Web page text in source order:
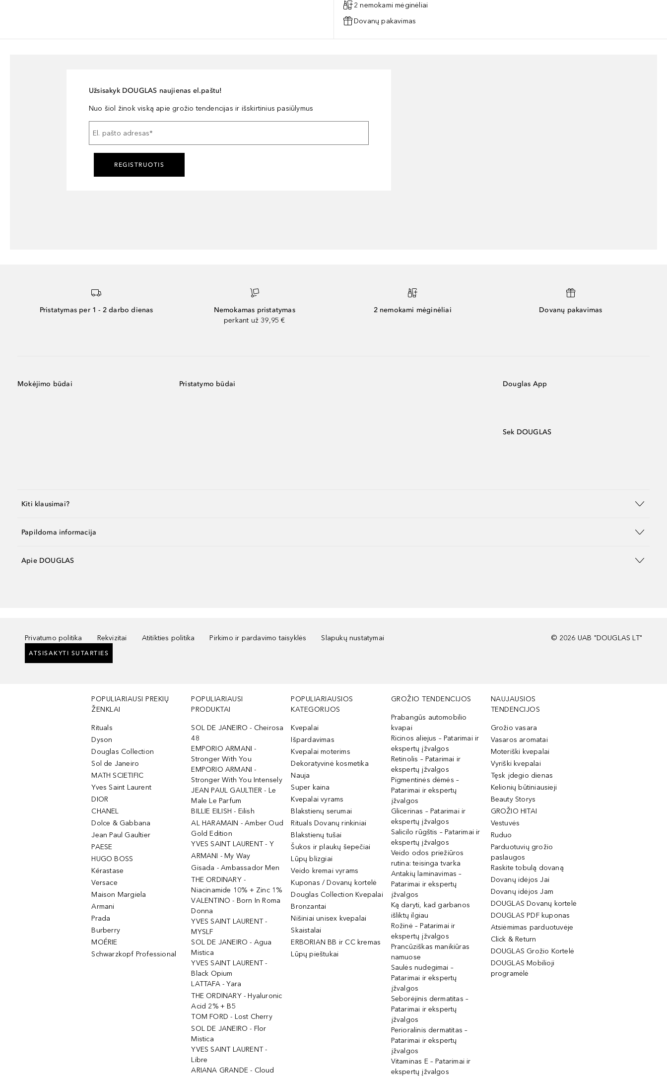
2 nemokami mėginėliai
Dovanų pakavimas
Užsisakyk DOUGLAS naujienas el.paštu!
Nuo šiol žinok viską apie grožio tendencijas ir išskirtinius pasiūlymus
El. pašto adresas*
REGISTRUOTIS
Pristatymas per 1 - 2 darbo dienas
Nemokamas pristatymas
perkant už 39,95 €
2 nemokami mėginėliai Dovanų pakavimas
Mokėjimo būdai Pristatymo būdai Douglas App
Sek DOUGLAS
Kiti klausimai?
Papildoma informacija
Apie DOUGLAS
Privatumo politika Rekvizitai Atitikties politika Pirkimo ir pardavimo taisyklės Slapukų nustatymai
ATSISAKYTI SUTARTIES
© 2026 UAB "DOUGLAS LT"
POPULIARIAUSI PREKIŲ
ŽENKLAI
Rituals
Dyson
Douglas Collection
Sol de Janeiro
MATH SCIETIFIC
Yves Saint Laurent
DIOR
CHANEL
Dolce & Gabbana
Jean Paul Gaultier
PAESE
HUGO BOSS
Kérastase
Versace
Maison Margiela
Armani
Prada
Burberry
MOÉRIE
Schwarzkopf Professional
POPULIARIAUSI
PRODUKTAI
SOL DE JANEIRO - Cheirosa
48
EMPORIO ARMANI -
Stronger With You
EMPORIO ARMANI -
Stronger With You Intensely
JEAN PAUL GAULTIER - Le
Male Le Parfum
BILLIE EILISH - Eilish
AL HARAMAIN - Amber Oud
Gold Edition
YVES SAINT LAURENT - Y
ARMANI - My Way
Gisada - Ambassador Men
THE ORDINARY -
Niacinamide 10% + Zinc 1%
VALENTINO - Born In Roma
Donna
YVES SAINT LAURENT -
MYSLF
SOL DE JANEIRO - Agua
Mistica
YVES SAINT LAURENT -
Black Opium
LATTAFA - Yara
THE ORDINARY - Hyaluronic
Acid 2% + B5
TOM FORD - Lost Cherry
SOL DE JANEIRO - Flor
Mistica
YVES SAINT LAURENT -
Libre
ARIANA GRANDE - Cloud
POPULIARIAUSIOS
KATEGORIJOS
Kvepalai
Išpardavimas
Kvepalai moterims
Dekoratyvinė kosmetika
Nauja
Super kaina
Kvepalai vyrams
Blakstienų serumai
Rituals Dovanų rinkiniai
Blakstienų tušai
Šukos ir plaukų šepečiai
Lūpų blizgiai
Veido kremai vyrams
Kuponas / Dovanų kortelė
Douglas Collection Kvepalai
Bronzantai
Nišiniai unisex kvepalai
Skaistalai
ERBORIAN BB ir CC kremas
Lūpų pieštukai
GROŽIO TENDENCIJOS
Prabangūs automobilio
kvapai
Ricinos aliejus – Patarimai ir
ekspertų įžvalgos
Retinolis – Patarimai ir
ekspertų įžvalgos
Pigmentinės dėmės –
Patarimai ir ekspertų
įžvalgos
Glicerinas – Patarimai ir
ekspertų įžvalgos
Salicilo rūgštis – Patarimai ir
ekspertų įžvalgos
Veido odos priežiūros
rutina: teisinga tvarka
Antakių laminavimas –
Patarimai ir ekspertų
įžvalgos
Ką daryti, kad garbanos
išliktų ilgiau
Rožinė – Patarimai ir
ekspertų įžvalgos
Prancūziškas manikiūras
namuose
Saulės nudegimai –
Patarimai ir ekspertų
įžvalgos
Seborėjinis dermatitas –
Patarimai ir ekspertų
įžvalgos
Perioralinis dermatitas –
Patarimai ir ekspertų
įžvalgos
Vitaminas E – Patarimai ir
ekspertų įžvalgos
NAUJAUSIOS
TENDENCIJOS
Grožio vasara
Vasaros aromatai
Moteriški kvepalai
Vyriški kvepalai
Tęsk įdegio dienas
Kelionių būtiniausieji
Beauty Storys
GROŽIO HITAI
Vestuvės
Ruduo
Parduotuvių grožio
paslaugos
Raskite tobulą dovaną
Dovanų idėjos Jai
Dovanų idėjos Jam
DOUGLAS Dovanų kortelė
DOUGLAS PDF kuponas
Atsiėmimas parduotuvėje
Click & Return
DOUGLAS Grožio Kortelė
DOUGLAS Mobilioji
programėlė